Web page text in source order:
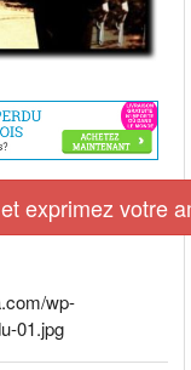
exprimez votre
wp-
01.jpg